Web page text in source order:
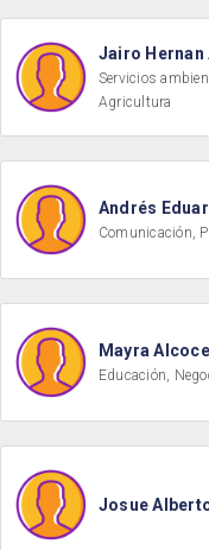
Jairo Hernan
Servicios
Agricultura
Andrés
Comunicación,
Mayra
Educación,
Josue